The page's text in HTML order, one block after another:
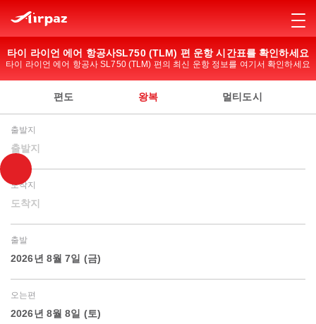
타이 라이언 에어 항공사SL750 (TLM) 편 운항 시간표를 확인하세요
타이 라이언 에어 항공사 SL750 (TLM) 편의 최신 운항 정보를 여기서 확인하세요
편도 왕복 멀티도시
출발지
출발지
도착지
도착지
출발
2026년 8월 7일 (금)
오는편
2026년 8월 8일 (토)